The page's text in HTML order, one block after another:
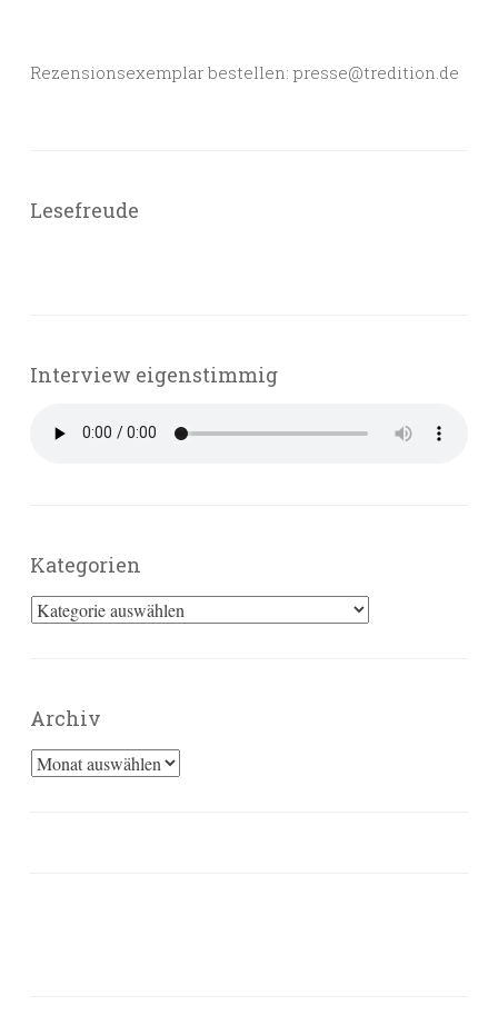
Rezensionsexemplar bestellen: presse@tredition.de
Lesefreude
Interview eigenstimmig
Kategorien
Kategorien
Archiv
Archiv